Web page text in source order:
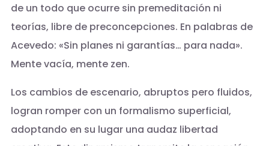
de un todo que ocurre sin premeditación ni
teorías, libre de preconcepciones. En palabras de
Acevedo: «Sin planes ni garantías… para nada».
Mente vacía, mente zen.
Los cambios de escenario, abruptos pero fluidos,
logran romper con un formalismo superficial,
adoptando en su lugar una audaz libertad